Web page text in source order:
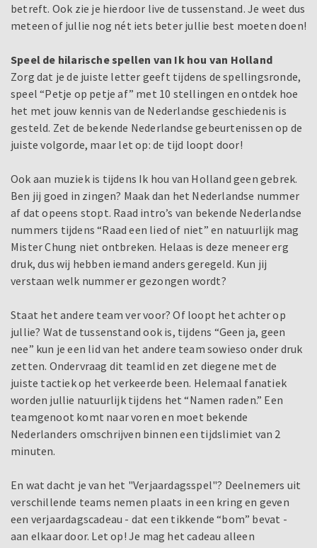
betreft. Ook zie je hierdoor live de tussenstand. Je weet dus
meteen of jullie nog nét iets beter jullie best moeten doen!
Speel de hilarische spellen van Ik hou van Holland
Zorg dat je de juiste letter geeft tijdens de spellingsronde,
speel “Petje op petje af” met 10 stellingen en ontdek hoe
het met jouw kennis van de Nederlandse geschiedenis is
gesteld. Zet de bekende Nederlandse gebeurtenissen op de
juiste volgorde, maar let op: de tijd loopt door!
Ook aan muziek is tijdens Ik hou van Holland geen gebrek.
Ben jij goed in zingen? Maak dan het Nederlandse nummer
af dat opeens stopt. Raad intro’s van bekende Nederlandse
nummers tijdens “Raad een lied of niet” en natuurlijk mag
Mister Chung niet ontbreken. Helaas is deze meneer erg
druk, dus wij hebben iemand anders geregeld. Kun jij
verstaan welk nummer er gezongen wordt?
Staat het andere team ver voor? Of loopt het achter op
jullie? Wat de tussenstand ook is, tijdens “Geen ja, geen
nee” kun je een lid van het andere team sowieso onder druk
zetten. Ondervraag dit teamlid en zet diegene met de
juiste tactiek op het verkeerde been. Helemaal fanatiek
worden jullie natuurlijk tijdens het “Namen raden.” Een
teamgenoot komt naar voren en moet bekende
Nederlanders omschrijven binnen een tijdslimiet van 2
minuten.
En wat dacht je van het "Verjaardagsspel"? Deelnemers uit
verschillende teams nemen plaats in een kring en geven
een verjaardagscadeau - dat een tikkende “bom” bevat -
aan elkaar door. Let op! Je mag het cadeau alleen